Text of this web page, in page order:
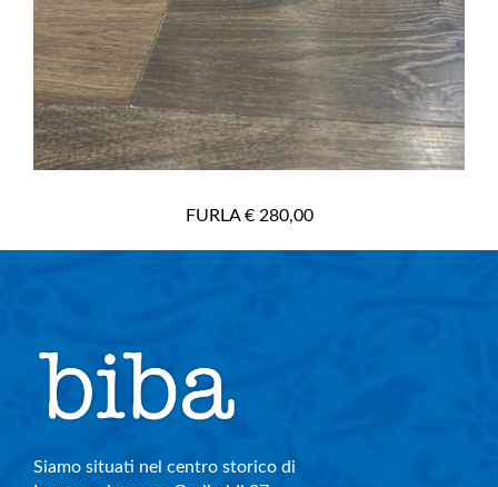
FURLA € 280,00
Siamo situati nel centro storico di